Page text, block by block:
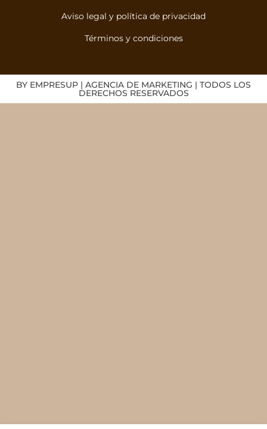
Aviso legal y política de privacidad
Términos y condiciones
BY EMPRESUP | AGENCIA DE MARKETING | TODOS LOS
DERECHOS RESERVADOS